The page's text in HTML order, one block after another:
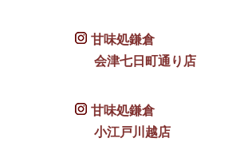
甘味処鎌倉
会津七日町通り店
甘味処鎌倉
小江戸川越店